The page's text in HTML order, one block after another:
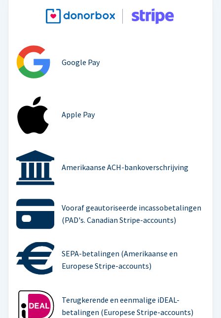
Google Pay
Apple Pay
Amerikaanse ACH-bankoverschrijving
Vooraf geautoriseerde incassobetalingen
(PAD's. Canadian Stripe-accounts)
SEPA-betalingen (Amerikaanse en
Europese Stripe-accounts)
Terugkerende en eenmalige iDEAL-
betalingen (Europese Stripe-accounts)